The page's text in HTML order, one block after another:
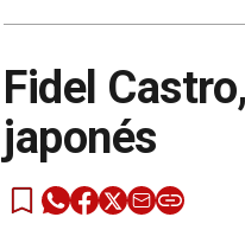
Fidel
japonés